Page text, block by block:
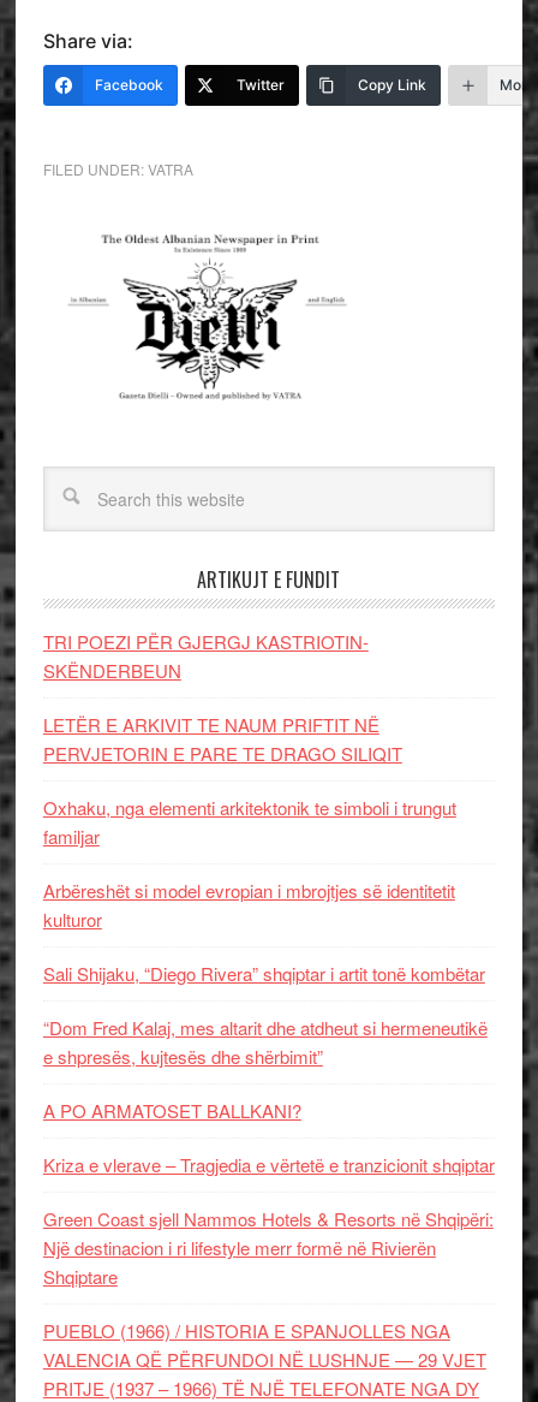
Share via:
Facebook Twitter Copy Link More
FILED UNDER:VATRA
ARTIKUJT E FUNDIT
TRI POEZI PËR GJERGJ KASTRIOTIN-
SKËNDERBEUN
LETËR E ARKIVIT TE NAUM PRIFTIT NË
PERVJETORIN E PARE TE DRAGO SILIQIT
Oxhaku, nga elementi arkitektonik te simboli i trungut
familjar
Arbëreshët si model evropian i mbrojtjes së identitetit
kulturor
Sali Shijaku, “Diego Rivera” shqiptar i artit tonë kombëtar
“Dom Fred Kalaj, mes altarit dhe atdheut si hermeneutikë
e shpresës, kujtesës dhe shërbimit”
A PO ARMATOSET BALLKANI?
Kriza e vlerave – Tragjedia e vërtetë e tranzicionit shqiptar
Green Coast sjell Nammos Hotels & Resorts në Shqipëri:
Një destinacion i ri lifestyle merr formë në Rivierën
Shqiptare
PUEBLO (1966) / HISTORIA E SPANJOLLES NGA
VALENCIA QË PËRFUNDOI NË LUSHNJE — 29 VJET
PRITJE (1937 – 1966) TË NJË TELEFONATE NGA DY